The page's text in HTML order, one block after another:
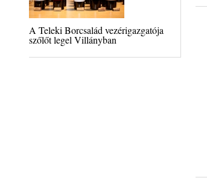
A Teleki Borcsalád vezérigazgatója
szőlőt legel Villányban